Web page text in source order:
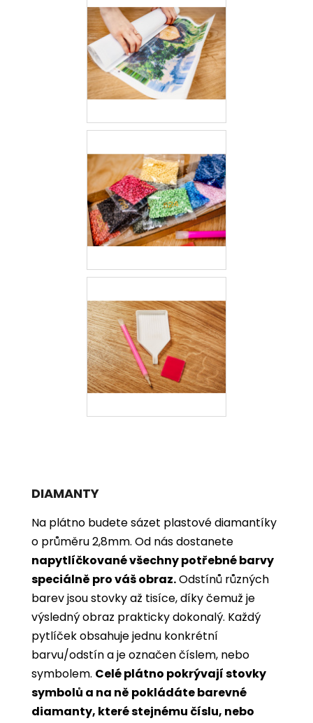
DIAMANTY
Na plátno budete sázet plastové diamantíky
o průměru 2,8mm. Od nás dostanete
napytlíčkované všechny potřebné barvy
speciálně pro váš obraz.Odstínů různých
barev jsou stovky až tisíce, díky čemuž je
výsledný obraz prakticky dokonalý. Každý
pytlíček obsahuje jednu konkrétní
barvu/odstín a je označen číslem, nebo
symbolem. Celé plátno pokrývají stovky
symbolů a na ně pokládáte barevné
diamanty, které stejnému číslu, nebo